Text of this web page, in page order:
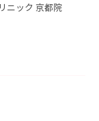
ニック 京都院